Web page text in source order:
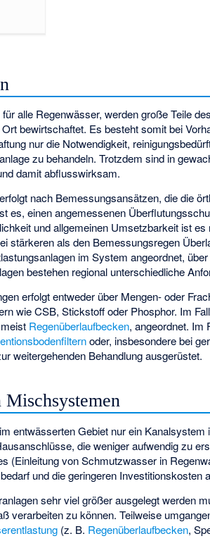
alle Regenwässer, werden große Teile
bewirtschaftet. Es besteht somit bei
nur die Notwendigkeit,
zu behandeln. Trotzdem sind in
damit abflusswirksam.
nach Bemessungsansätzen, die die
es, einen angemessenen
und allgemeinen Umsetzbarkeit ist
stärkeren als den Bemessungsregen
im System angeordnet,
bestehen regional unterschiedliche
erfolgt entweder über Mengen- oder
wie CSB, Stickstoff oder Phosphor. Im
Regenüberlaufbecken, angeordnet. Im
oder, insbesondere bei
weitergehenden Behandlung ausgerüstet.
entwässerten Gebiet nur ein Kanalsystem
die weniger aufwendig zu
(Einleitung von Schmutzwasser in
und die geringeren Investitionskosten
sehr viel größer ausgelegt werden
verarbeiten zu können. Teilweise
(z. B. Regenüberlaufbecken,